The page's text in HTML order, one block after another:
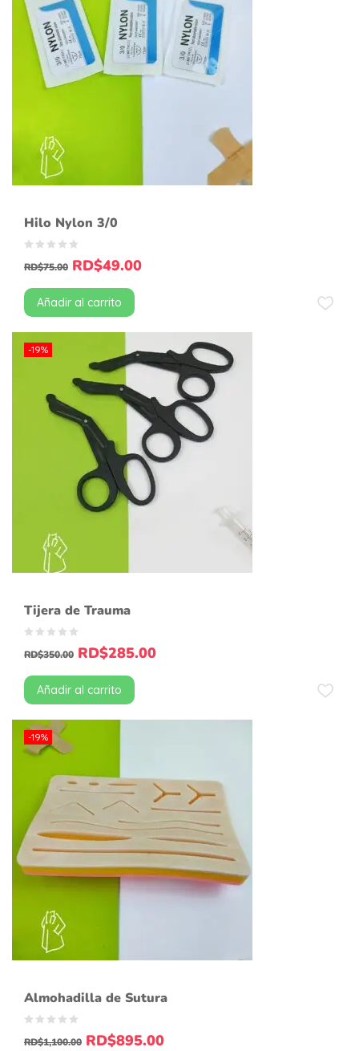
Hilo Nylon 3/0
RD$75.00 RD$49.00
Añadir al carrito
-19%
Tijera de Trauma
RD$350.00 RD$285.00
Añadir al carrito
-19%
Almohadilla de Sutura
RD$1,100.00 RD$895.00